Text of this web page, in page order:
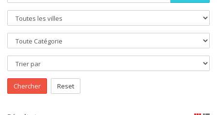
Chercher Reset